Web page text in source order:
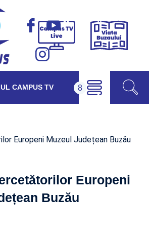
Campus
Viața
CAMPUS TV
Europeni Muzeul Județean Buzău
Europeni
Buzău